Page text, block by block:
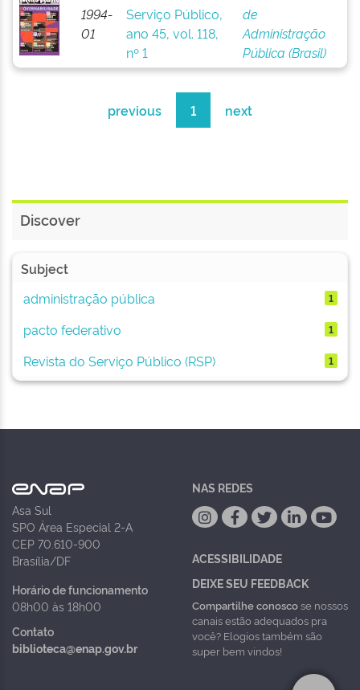
1994-
01
Serviço Público,
ano 45, vol. 118,
nº 1
de
Administração
Pública (Brasil)
previous 1 next
Discover
Subject
administração pública
1
pacto federativo 1
Revista do Serviço Público (RSP) 1
Asa Sul
SPO Área Especial 2-A
CEP 70.610-900
Brasília/DF
Horário de funcionamento
08h00 às 18h00
Contato
biblioteca@enap.gov.br
NAS REDES
ACESSIBILIDADE
DEIXE SEU FEEDBACK
Compartilhe conoscose nossos
canais estão adequados pra
você? Elogios também são
super bem vindos!